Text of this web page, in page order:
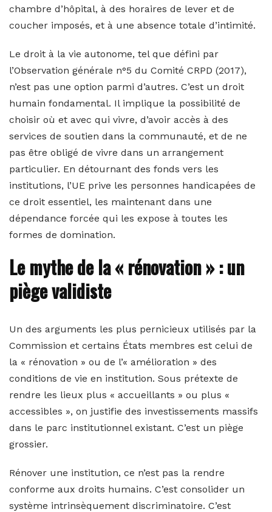
chambre d’hôpital, à des horaires de lever et de
coucher imposés, et à une absence totale d’intimité.
Le droit à la vie autonome, tel que défini par
l’Observation générale n°5 du Comité CRPD (2017),
n’est pas une option parmi d’autres. C’est un droit
humain fondamental. Il implique la possibilité de
choisir où et avec qui vivre, d’avoir accès à des
services de soutien dans la communauté, et de ne
pas être obligé de vivre dans un arrangement
particulier. En détournant des fonds vers les
institutions, l’UE prive les personnes handicapées de
ce droit essentiel, les maintenant dans une
dépendance forcée qui les expose à toutes les
formes de domination.
Le mythe de la « rénovation » : un
piège validiste
Un des arguments les plus pernicieux utilisés par la
Commission et certains États membres est celui de
la « rénovation » ou de l’« amélioration » des
conditions de vie en institution. Sous prétexte de
rendre les lieux plus « accueillants » ou plus «
accessibles », on justifie des investissements massifs
dans le parc institutionnel existant. C’est un piège
grossier.
Rénover une institution, ce n’est pas la rendre
conforme aux droits humains. C’est consolider un
système intrinsèquement discriminatoire. C’est